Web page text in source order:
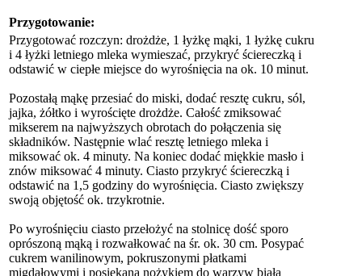
Przygotowanie:
Przygotować rozczyn: drożdże, 1 łyżkę mąki, 1 łyżkę cukru
i 4 łyżki letniego mleka wymieszać, przykryć ściereczką i
odstawić w ciepłe miejsce do wyrośnięcia na ok. 10 minut.
Pozostałą mąkę przesiać do miski, dodać resztę cukru, sól,
jajka, żółtko i wyrościęte drożdże. Całość zmiksować
mikserem na najwyższych obrotach do połączenia się
składników. Następnie wlać resztę letniego mleka i
miksować ok. 4 minuty. Na koniec dodać miękkie masło i
znów miksować 4 minuty. Ciasto przykryć ściereczką i
odstawić na 1,5 godziny do wyrośnięcia. Ciasto zwiększy
swoją objętość ok. trzykrotnie.
Po wyrośnięciu ciasto przełożyć na stolnicę dość sporo
oprószoną mąką i rozwałkować na śr. ok. 30 cm. Posypać
cukrem wanilinowym, pokruszonymi płatkami
migdałowymi i posiekaną nożykiem do warzyw białą